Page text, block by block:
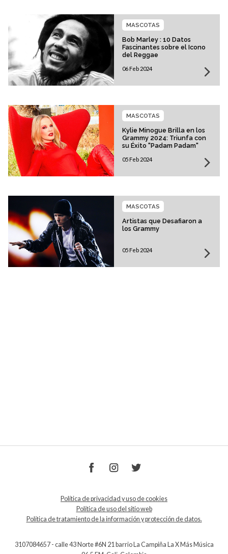
Bob Marley : 10 Datos
Fascinantes sobre el Icono
del Reggae
MASCOTAS
06 Feb 2024
Kylie Minogue Brilla en los
Grammy 2024: Triunfa con
su Éxito "Padam Padam"
MASCOTAS
05 Feb 2024
Artistas que Desafiaron a
los Grammy
MASCOTAS
05 Feb 2024
Política de privacidad y uso de cookies
Política de uso del sitio web
Política de tratamiento de la información y protección de datos.
3107084657 - calle 43 Norte #6N 21 barrio La Campiña La X Más Música